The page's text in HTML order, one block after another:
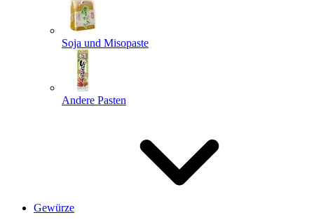
Soja und Misopaste
Andere Pasten
Gewürze